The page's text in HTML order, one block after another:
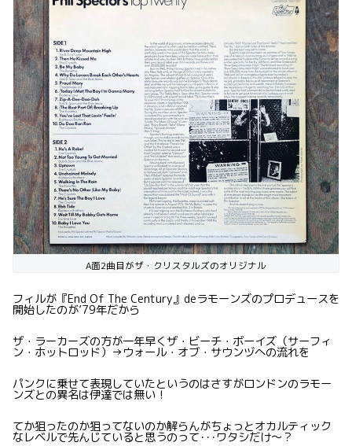
A面2曲目がザ・クリスタルズのオリジナル
フィルが『End Of The Century』deラモーンズのプロデュースを
開始したのが’79年だから
ザ・ラーカーズの方が一年早くザ・ビーチ・ボーイズ（サーフィ
ン・ホットロッド）→ウォール・オブ・サウンヅへの流れを
パンクに乗せて表現していたというのはさすがロンドンのラモー
ンズとの異名は伊達では無い！
てか狙ったのか狙ってないのか解らんがちょっとオカルティック
なレベルで先んじていると思うのって･･･ワタシだけ〜？